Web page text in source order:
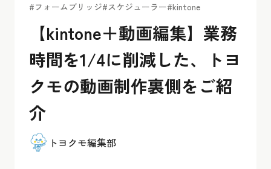
#フォームブリッジ#スケジューラー#kintone
【kintone＋動画編集】業務
時間を1/4に削減した、トヨ
クモの動画制作裏側をご紹
介
トヨクモ編集部